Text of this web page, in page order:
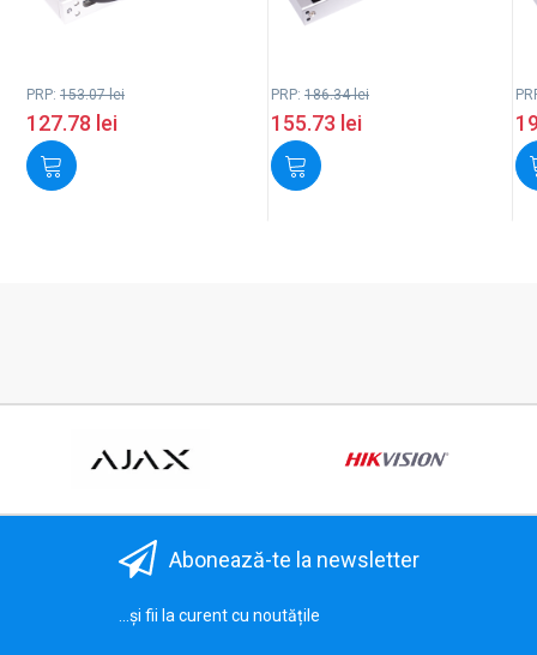
PRP: 153.07lei
127.78 lei
PRP: 186.34lei
155.73 lei
Abonează-te la newsletter
...și fii la curent cu noutățile